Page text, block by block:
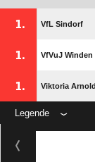
1. VfL Sindorf
1. VfVuJ Winden
1. Viktoria
Legende